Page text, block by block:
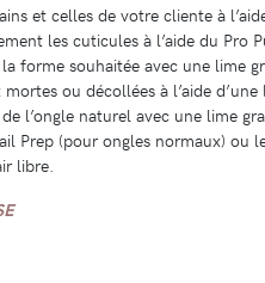
et celles de votre cliente à
les cuticules à l’aide du Pro
forme souhaitée avec une lime
ou décollées à l’aide
l’ongle naturel avec une lime
Prep (pour ongles normaux) ou
libre.